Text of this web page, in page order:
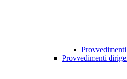
Provvedimenti